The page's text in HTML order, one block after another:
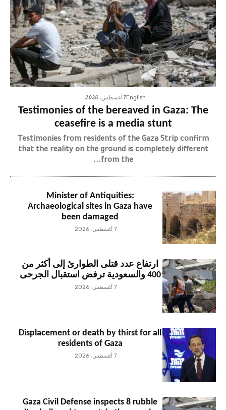
English7 أغسطس، 2026
Testimonies of the bereaved in Gaza: The
ceasefire is a media stunt
Testimonies from residents of the Gaza Strip confirm
that the reality on the ground is completely different
from the...
Minister of Antiquities:
Archaeological sites in Gaza have
been damaged
7 أغسطس، 2026
ارتفاع عدد قتلى الطوارئ إلى أكثر من
400 والسعودية ترفض استقبال الجرحى
7 أغسطس، 2026
Displacement or death by thirst for all
residents of Gaza
7 أغسطس، 2026
Gaza Civil Defense inspects 8 rubble